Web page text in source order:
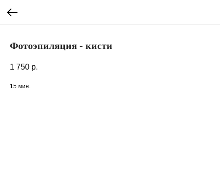
Фотоэпиляция - кисти
1 750 р.
15 мин.